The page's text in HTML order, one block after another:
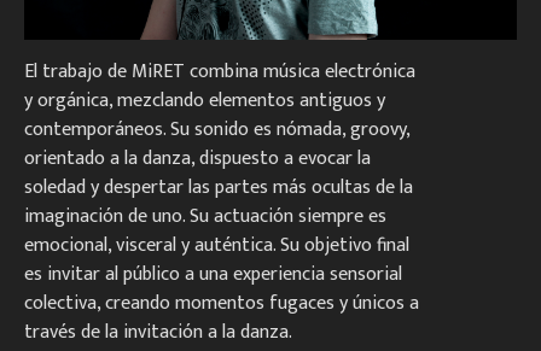
El trabajo de MiRET combina música electrónica
y orgánica, mezclando elementos antiguos y
contemporáneos. Su sonido es nómada, groovy,
orientado a la danza, dispuesto a evocar la
soledad y despertar las partes más ocultas de la
imaginación de uno. Su actuación siempre es
emocional, visceral y auténtica. Su objetivo final
es invitar al público a una experiencia sensorial
colectiva, creando momentos fugaces y únicos a
través de la invitación a la danza.